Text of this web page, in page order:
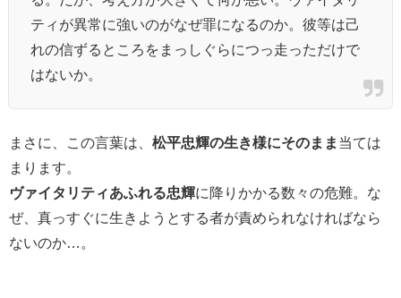
ティが異常に強いのがなぜ罪になるのか。彼等は己
れの信ずるところをまっしぐらにつっ走っただけで
はないか。
まさに、この言葉は、 松平忠輝の生き様にそのまま 当ては
まります。
ヴァイタリティあふれる忠輝に降りかかる数々の危難。な
ぜ、真っすぐに生きようとする者が責められなければなら
ないのか…。